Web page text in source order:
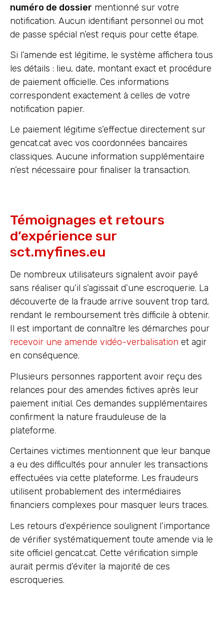
numéro de dossier mentionné sur votre
notification. Aucun identifiant personnel ou mot
de passe spécial n’est requis pour cette étape.
Si l’amende est légitime, le système affichera tous
les détails : lieu, date, montant exact et procédure
de paiement officielle. Ces informations
correspondent exactement à celles de votre
notification papier.
Le paiement légitime s’effectue directement sur
gencat.cat avec vos coordonnées bancaires
classiques. Aucune information supplémentaire
n’est nécessaire pour finaliser la transaction.
Témoignages et retours
d’expérience sur
sct.myfines.eu
De nombreux utilisateurs signalent avoir payé
sans réaliser qu’il s’agissait d’une escroquerie. La
découverte de la fraude arrive souvent trop tard,
rendant le remboursement très difficile à obtenir.
Il est important de connaître les démarches pour
recevoir une amende vidéo-verbalisation et agir
en conséquence.
Plusieurs personnes rapportent avoir reçu des
relances pour des amendes fictives après leur
paiement initial. Ces demandes supplémentaires
confirment la nature frauduleuse de la
plateforme.
Certaines victimes mentionnent que leur banque
a eu des difficultés pour annuler les transactions
effectuées via cette plateforme. Les fraudeurs
utilisent probablement des intermédiaires
financiers complexes pour masquer leurs traces.
Les retours d’expérience soulignent l’importance
de vérifier systématiquement toute amende via le
site officiel gencat.cat. Cette vérification simple
aurait permis d’éviter la majorité de ces
escroqueries.